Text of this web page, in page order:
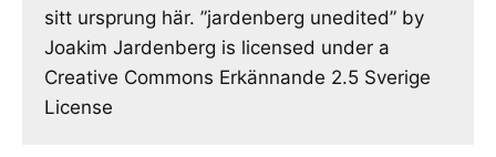
sitt ursprung här. ”jardenberg unedited” by
Joakim Jardenberg is licensed under a
Creative Commons Erkännande 2.5 Sverige
License